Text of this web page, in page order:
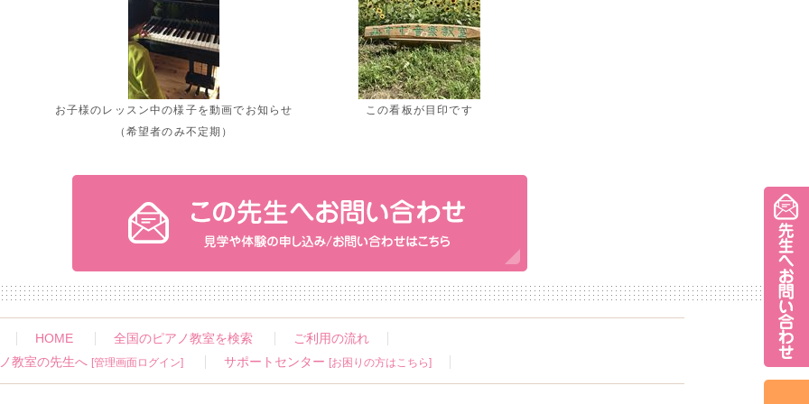
お子様のレッスン中の様子を動画でお知らせ
（希望者のみ不定期）
この看板が目印です
HOME 全国のピアノ教室を検索
ご利用の流れ
教室の先生へ [管理画面ログイン] サポートセンター [お困りの方はこちら]